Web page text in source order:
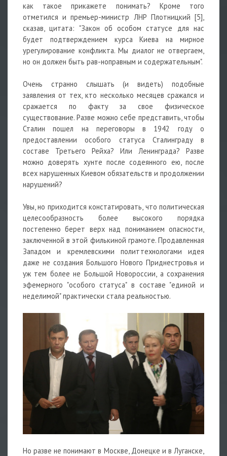
как такое прикажете понимать? Кроме того
отметился и премьер-министр ЛНР Плотницкий [5],
сказав, цитата: "Закон об особом статусе для нас
будет подтверждением курса Киева на мирное
урегулирование конфликта. Мы диалог не отвергаем,
но он должен быть рав-ноправным и содержательным".
Очень странно слышать (и видеть) подобные
заявления от тех, кто несколько месяцев сражался и
сражается по факту за свое физическое
существование. Разве можно себе представить, чтобы
Сталин пошел на переговоры в 1942 году о
предоставлении особого статуса Сталинграду в
составе Третьего Рейха? Или Ленинграда? Разве
можно доверять хунте после содеянного ею, после
всех нарушенных Киевом обязательств и продолжении
нарушений?
Увы, но приходится констатировать, что политическая
целесообразность более высокого порядка
постепенно берет верх над пониманием опасности,
заключенной в этой филькиной грамоте. Продавленная
Западом и кремлевскими политтехнологами идея
даже не создания Большого Нового Приднестровья и
уж тем более не Большой Новороссии, а сохранения
эфемерного "особого статуса" в составе "единой и
неделимой" практически стала реальностью.
Но разве не понимают в Москве, Донецке и в Луганске,